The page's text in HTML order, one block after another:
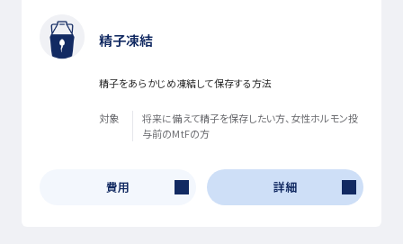
精子凍結
精子をあらかじめ凍結して保存する方法
対象
将来に備えて精子を保存したい方、女性ホルモン投
与前のMtFの方
費用 詳細